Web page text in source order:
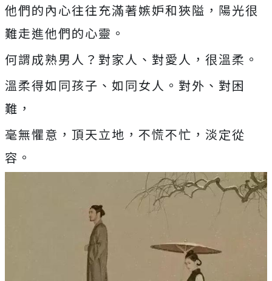
他們的內心往往充滿著嫉妒和狹隘，陽光很
難走進他們的心靈。
何謂成熟男人？對家人、對愛人，很溫柔。
溫柔得如同孩子、如同女人。對外、對困
難，
毫無懼意，頂天立地，不慌不忙，淡定從
容。